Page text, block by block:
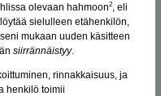
olevaan hahmoon2, eli
sielulleen etähenkilön,
mukaan uuden käsitteen
siirrännäistyy.
rinnakkaisuus, ja
henkilö toimii